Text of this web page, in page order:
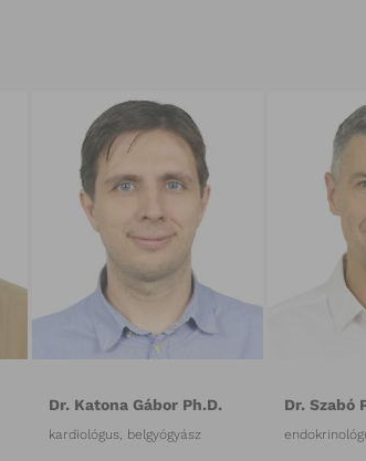
Dr. Katona Gábor Ph.D.
kardiológus, belgyógyász
Dr. Szabó